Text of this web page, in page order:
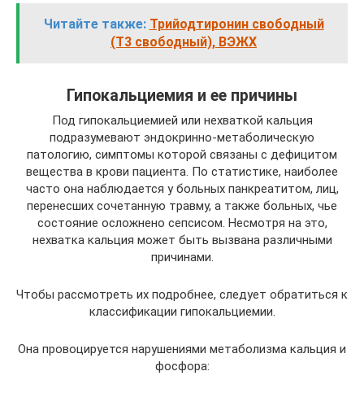
Читайте также: Трийодтиронин свободный
(Т3 свободный), ВЭЖХ
Гипокальциемия и ее причины
Под гипокальциемией или нехваткой кальция
подразумевают эндокринно-метаболическую
патологию, симптомы которой связаны с дефицитом
вещества в крови пациента. По статистике, наиболее
часто она наблюдается у больных панкреатитом, лиц,
перенесших сочетанную травму, а также больных, чье
состояние осложнено сепсисом. Несмотря на это,
нехватка кальция может быть вызвана различными
причинами.
Чтобы рассмотреть их подробнее, следует обратиться к
классификации гипокальциемии.
Она провоцируется нарушениями метаболизма кальция и
фосфора: